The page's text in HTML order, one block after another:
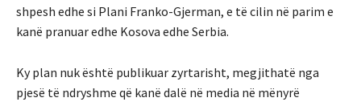
shpesh edhe si Plani Franko-Gjerman, e të cilin në parim e
kanë pranuar edhe Kosova edhe Serbia.
Ky plan nuk është publikuar zyrtarisht, megjithatë nga
pjesë të ndryshme që kanë dalë në media në mënyrë